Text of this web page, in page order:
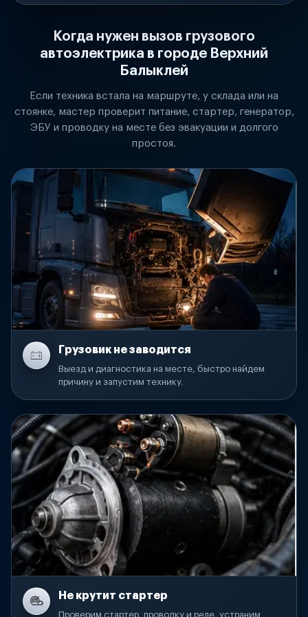
Когда нужен вызов грузового
автоэлектрика в городе Верхний
Балыклей
Если техника встала на маршруте, у склада или на
стоянке, мастер проверит питание, стартер, генератор,
ЭБУ и проводку на месте без эвакуации и долгого
простоя.
Грузовик не заводится
Выезд и диагностика на месте, быстро найдем
причину и запустим технику.
Не крутит стартер
Проверим стартер, проводку и реле, устраним